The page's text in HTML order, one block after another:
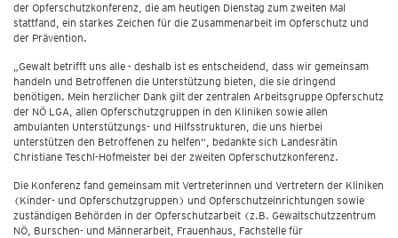
der Opferschutzkonferenz, die am heutigen Dienstag zum zweiten Mal
stattfand, ein starkes Zeichen für die Zusammenarbeit im Opferschutz und
der Prävention.
„Gewalt betrifft uns alle - deshalb ist es entscheidend, dass wir gemeinsam
handeln und Betroffenen die Unterstützung bieten, die sie dringend
benötigen. Mein herzlicher Dank gilt der zentralen Arbeitsgruppe Opferschutz
der NÖ LGA, allen Opferschutzgruppen in den Kliniken sowie allen
ambulanten Unterstützungs- und Hilfsstrukturen, die uns hierbei
unterstützen den Betroffenen zu helfen“, bedankte sich Landesrätin
Christiane Teschl-Hofmeister bei der zweiten Opferschutzkonferenz.
Die Konferenz fand gemeinsam mit Vertreterinnen und Vertretern der Kliniken
(Kinder- und Opferschutzgruppen) und Opferschutzeinrichtungen sowie
zuständigen Behörden in der Opferschutzarbeit (z.B. Gewaltschutzzentrum
NÖ, Burschen- und Männerarbeit, Frauenhaus, Fachstelle für